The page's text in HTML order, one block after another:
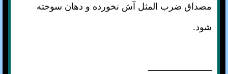
مصداق ضرب المثل آش نخورده و دهان سوخته
شود.
ـــــــــــــــــــــــــ